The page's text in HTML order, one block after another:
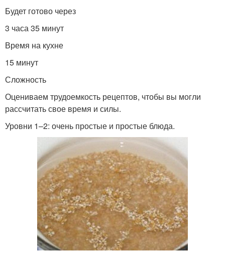
Будет готово через
3 часа 35 минут
Время на кухне
15 минут
Сложность
Оцениваем трудоемкость рецептов, чтобы вы могли
рассчитать свое время и силы.
Уровни 1–2: очень простые и простые блюда.